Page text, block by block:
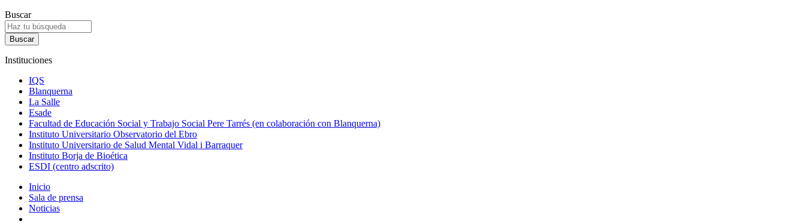
Buscar
Instituciones
IQS
Blanquerna
La Salle
Esade
Facultad de Educación Social y Trabajo Social Pere Tarrés (en colaboración con Blanquerna)
Instituto Universitario Observatorio del Ebro
Instituto Universitario de Salud Mental Vidal i Barraquer
Instituto Borja de Bioética
ESDI (centro adscrito)
Inicio
Sala de prensa
Noticias